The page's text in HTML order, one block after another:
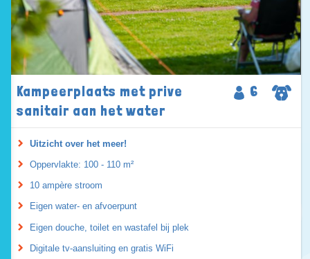
Kampeerplaats met prive
sanitair aan het water
6
Uitzicht over het meer!
Oppervlakte: 100 - 110 m²
10 ampère stroom
Eigen water- en afvoerpunt
Eigen douche, toilet en wastafel bij plek
Digitale tv-aansluiting en gratis WiFi